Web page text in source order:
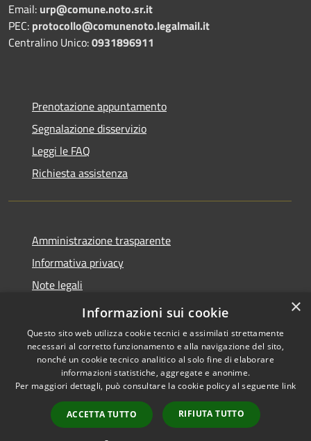
Email: urp@comune.noto.sr.it
PEC: protocollo@comunenoto.legalmail.it
Centralino Unico:0931896911
Prenotazione appuntamento
Segnalazione disservizio
Leggi le FAQ
Richiesta assistenza
Amministrazione trasparente
Informativa privacy
Note legali
Dichiarazione di accessibilità
Accessibilità
Copyright © 2026 • Città di
Noto • Powered by
Municipium•
Accesso
redazione
×
Informazioni sui cookie
Questo sito web utilizza cookie tecnici e assimilati strettamente
necessari al corretto funzionamento e alla navigazione del sito,
nonché un cookie tecnico analitico al solo fine di elaborare
informazioni statistiche, aggregate e anonime.
Per maggiori dettagli, può consultare la cookie policy al seguente link
ACCETTA TUTTO RIFIUTA TUTTO